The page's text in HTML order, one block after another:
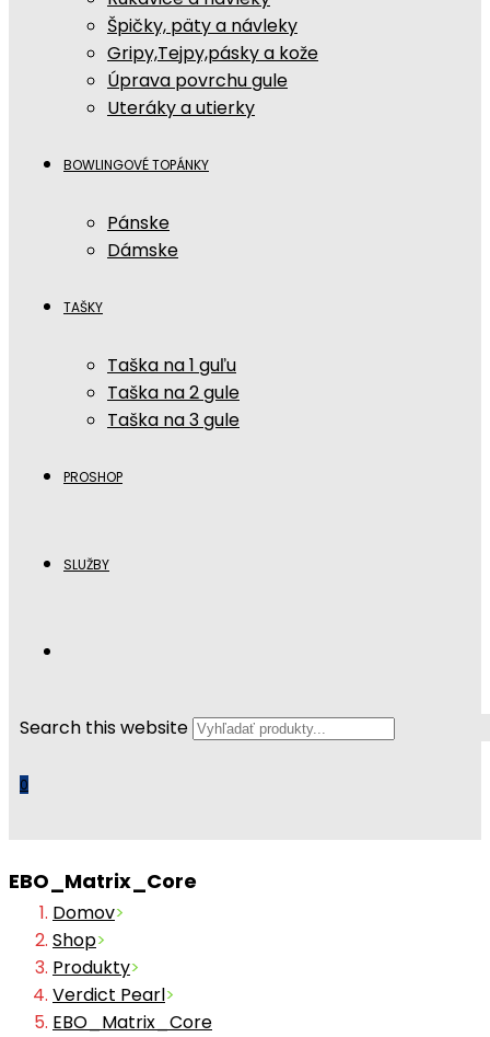
Špičky, päty a návleky
Gripy,Tejpy,pásky a kože
Úprava povrchu gule
Uteráky a utierky
BOWLINGOVÉ TOPÁNKY
Pánske
Dámske
TAŠKY
Taška na 1 guľu
Taška na 2 gule
Taška na 3 gule
PROSHOP
SLUŽBY
Search this website
0
EBO_Matrix_Core
Domov>
Shop>
Produkty>
Verdict Pearl>
EBO_Matrix_Core